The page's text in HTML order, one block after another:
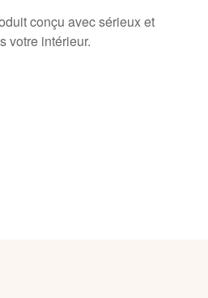
conçu avec sérieux et
votre intérieur.